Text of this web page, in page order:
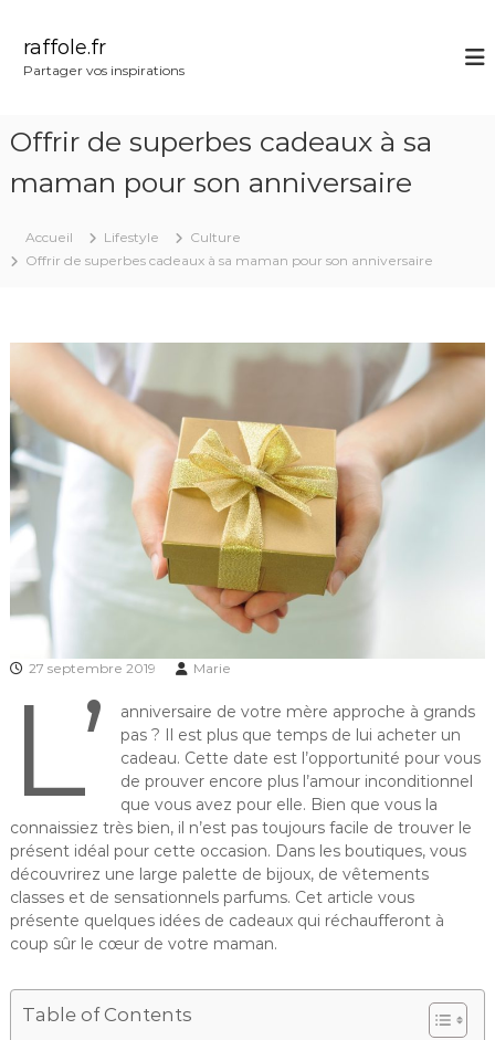
raffole.fr
Partager vos inspirations
Offrir de superbes cadeaux à sa
maman pour son anniversaire
Accueil Lifestyle
Culture
Offrir de superbes cadeaux à sa maman pour son anniversaire
27 septembre 2019 Marie
L’
anniversaire de votre mère approche à grands
pas ? Il est plus que temps de lui acheter un
cadeau. Cette date est l’opportunité pour vous
de prouver encore plus l’amour inconditionnel
que vous avez pour elle. Bien que vous la
connaissiez très bien, il n’est pas toujours facile de trouver le
présent idéal pour cette occasion. Dans les boutiques, vous
découvrirez une large palette de bijoux, de vêtements
classes et de sensationnels parfums. Cet article vous
présente quelques idées de cadeaux qui réchaufferont à
coup sûr le cœur de votre maman.
Table of Contents